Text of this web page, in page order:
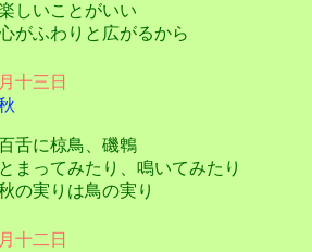
しいことがいい
がふわりと広がるから
十三日
舌に椋鳥、磯鵯
まってみたり、鳴いてみたり
の実りは鳥の実り
十二日